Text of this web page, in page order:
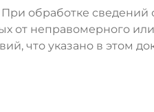
обработке сведений
неправомерного или
что указано в этом